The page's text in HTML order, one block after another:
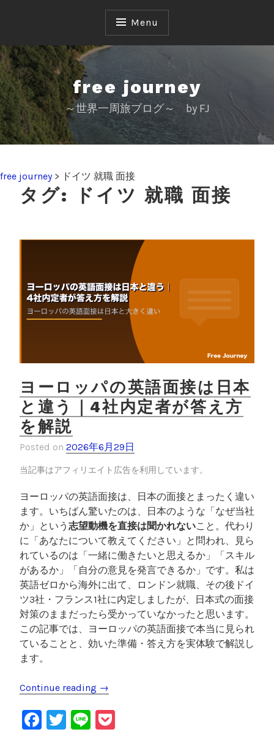
p
t
o
c
o
n
t
t
Menu
free journey
～世界一周旅ブログ～ by FJ
free journey> ドイツ 就職 面接
タグ: ドイツ 就職 面接
ヨーロッパの英語面接は日本
と違う｜4社内定者が答え方
を解説
Posted on 2026年6月29日
当記事はアフィリエイト広告を利用しています。
ヨーロッパの英語面接は、日本の面接とまったく違い
ます。いちばん驚いたのは、日本のような「なぜ当社
か」という 志望動機を直接は聞かれないこと。代わり
に「あなたについて教えてください」と問われ、見ら
れているのは「一緒に働きたいと思えるか」「スキル
があるか」「自分の意見を発言できるか」です。私は
英語ゼロから海外に出て、ロンドン就職、その後ドイ
ツ3社・フランス1社に内定しましたが、日本式の面接
対策のままだったら受かっていなかったと思います。
この記事では、ヨーロッパの英語面接で本当に見られ
ていることと、効いた準備・答え方を実体験で解説し
ます。
Continue reading “
ー
→
F
T
Li